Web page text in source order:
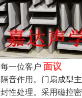
一位客户 面议
音作用。门扇成型
性处理。采用磁控